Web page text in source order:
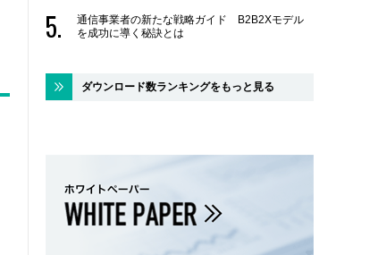
通信事業者の新たな戦略ガイド B2B2Xモデル
を成功に導く秘訣とは
ダウンロード数ランキングをもっと見る